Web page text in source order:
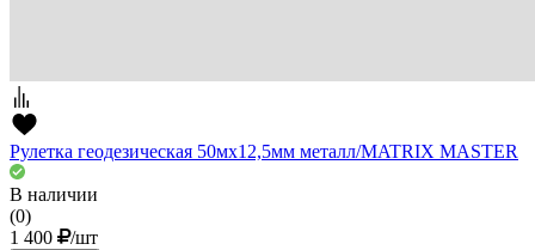
Рулетка геодезическая 50мх12,5мм металл/MATRIX MASTER
В наличии
(0)
1 400
/шт